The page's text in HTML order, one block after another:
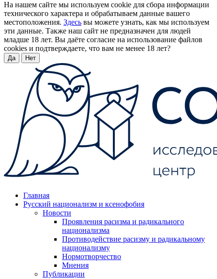
На нашем сайте мы используем cookie для сбора информации
технического характера и обрабатываем данные вашего
местоположения. Здесь вы можете узнать, как мы используем
эти данные. Также наш сайт не предназначен для людей
младше 18 лет. Вы даёте согласие на использование файлов
cookies и подтверждаете, что вам не менее 18 лет?
Да Нет
Главная
Русский национализм и ксенофобия
Новости
Проявления расизма и радикального
национализма
Противодействие расизму и радикальному
национализму
Нормотворчество
Мнения
Публикации